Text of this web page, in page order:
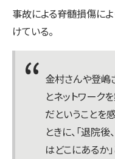
事故による脊髄損傷に
けている。
金村さんや登嶋
とネットワーク
だということを
ときに、「退院
はどこにあるか